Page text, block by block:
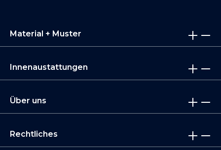
Material + Muster
Innenaustattungen
Über uns
Rechtliches